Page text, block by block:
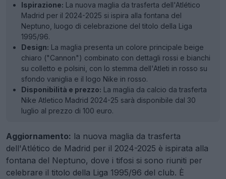
Ispirazione: La nuova maglia da trasferta dell'Atlético
Madrid per il 2024-2025 si ispira alla fontana del
Neptuno, luogo di celebrazione del titolo della Liga
1995/96.
Design: La maglia presenta un colore principale beige
chiaro ("Cannon") combinato con dettagli rossi e bianchi
su colletto e polsini, con lo stemma dell'Atleti in rosso su
sfondo vaniglia e il logo Nike in rosso.
Disponibilità e prezzo: La maglia da calcio da trasferta
Nike Atletico Madrid 2024-25 sarà disponibile dal 30
luglio al prezzo di 100 euro.
Aggiornamento: la nuova maglia da trasferta
dell'Atlético de Madrid per il 2024-2025 è ispirata alla
fontana del Neptuno, dove i tifosi si sono riuniti per
celebrare il titolo della Liga 1995/96 del club. È